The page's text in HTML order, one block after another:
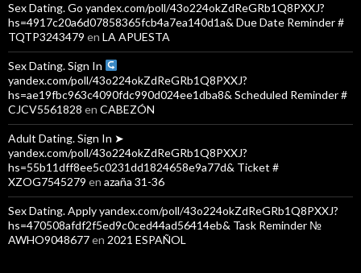
Sex Dating. Go yandex.com/poll/43o224okZdReGRb1Q8PXXJ?
hs=4917c20a6d07858365fcb4a7ea140d1a& Due Date Reminder #
TQTP3243479 en LA APUESTA
Sex Dating. Sign In
yandex.com/poll/43o224okZdReGRb1Q8PXXJ?
hs=ae19fbc963c4090fdc990d024ee1dba8& Scheduled Reminder #
CJCV5561828 en CABEZÓN
Adult Dating. Sign In ➤
yandex.com/poll/43o224okZdReGRb1Q8PXXJ?
hs=55b11dff8ee5c0231dd1824658e9a77d& Ticket #
XZOG7545279 en azaña 31-36
Sex Dating. Apply yandex.com/poll/43o224okZdReGRb1Q8PXXJ?
hs=470508afdf2f5ed9c0ced44ad56414eb& Task Reminder №
AWHO9048677en 2021 ESPAÑOL